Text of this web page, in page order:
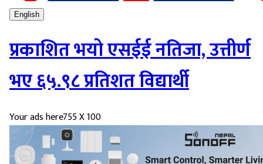
English
प्रकाशित भयो एसईई नतिजा, उत्तीर्ण
भए ६५.९८ प्रतिशत विद्यार्थी
Your ads here755 X 100